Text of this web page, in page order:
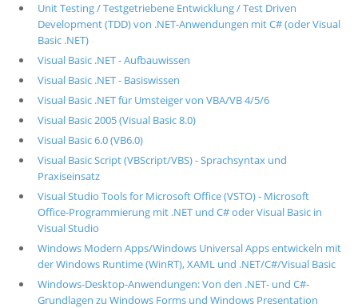
Unit Testing / Testgetriebene Entwicklung / Test Driven
Development (TDD) von .NET-Anwendungen mit C# (oder Visual
Basic .NET)
Visual Basic .NET - Aufbauwissen
Visual Basic .NET - Basiswissen
Visual Basic .NET für Umsteiger von VBA/VB 4/5/6
Visual Basic 2005 (Visual Basic 8.0)
Visual Basic 6.0 (VB6.0)
Visual Basic Script (VBScript/VBS) - Sprachsyntax und
Praxiseinsatz
Visual Studio Tools for Microsoft Office (VSTO) - Microsoft
Office-Programmierung mit .NET und C# oder Visual Basic in
Visual Studio
Windows Modern Apps/Windows Universal Apps entwickeln mit
der Windows Runtime (WinRT), XAML und .NET/C#/Visual Basic
Windows-Desktop-Anwendungen: Von den .NET- und C#-
Grundlagen zu Windows Forms und Windows Presentation